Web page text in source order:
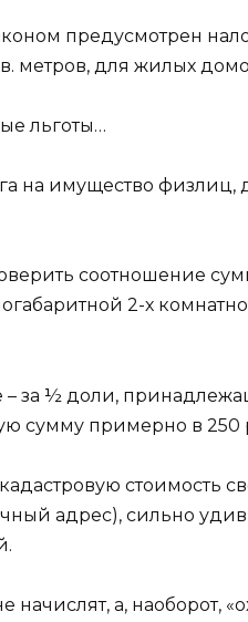
предусмотрен
метров, для жилых
льготы…
имущество физлиц,
соотношение
2-х
за ½ доли,
сумму примерно в 250
стоимость
адрес), сильно
а, наоборот,